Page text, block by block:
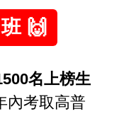
🙌
名上榜生
內考取高普